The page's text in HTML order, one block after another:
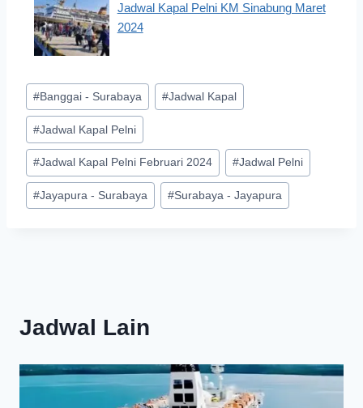
Jadwal Kapal Pelni KM Sinabung Maret
2024
Post
Tags:
#Banggai - Surabaya #Jadwal Kapal
#Jadwal Kapal Pelni
#Jadwal Kapal Pelni Februari 2024 #Jadwal Pelni
#Jayapura - Surabaya #Surabaya - Jayapura
Jadwal Lain